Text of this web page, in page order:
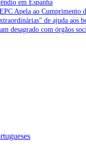
em Espanha
Apela ao Cumprimento
de ajuda aos
desagrado com órgãos